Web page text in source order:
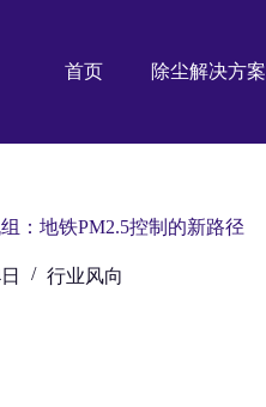
首页 除尘解决方案
：地铁PM2.5控制的新路径
行业风向